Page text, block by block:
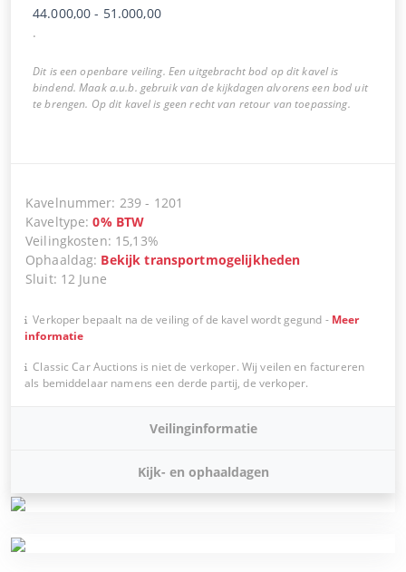
44.000,00 - 51.000,00
.
Dit is een openbare veiling. Een uitgebracht bod op dit kavel is
bindend. Maak a.u.b. gebruik van de kijkdagen alvorens een bod uit
te brengen. Op dit kavel is geen recht van retour van toepassing.
Kavelnummer: 239 - 1201
Kaveltype:0% BTW
Veilingkosten: 15,13%
Ophaaldag: Bekijk transportmogelijkheden
Sluit: 12 June
Verkoper bepaalt na de veiling of de kavel wordt gegund - Meer
informatie
Classic Car Auctions is niet de verkoper. Wij veilen en factureren
als bemiddelaar namens een derde partij, de verkoper.
Veilinginformatie
Kijk- en ophaaldagen